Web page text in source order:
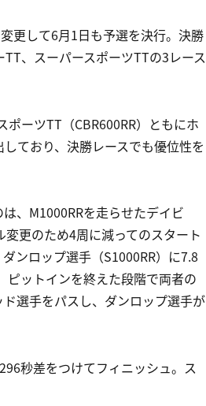
更して6月1日も予選を決行。決勝
、スーパースポーツTTの3レース
ーツTT（CBR600RR）ともにホ
ており、決勝レースでも優位性を
、M1000RRを走らせたデイビ
更のため4周に減ってのスタート
ンロップ選手（S1000RR）に7.8
ットインを終えた段階で両者の
選手をパスし、ダンロップ選手が
秒差をつけてフィニッシュ。ス